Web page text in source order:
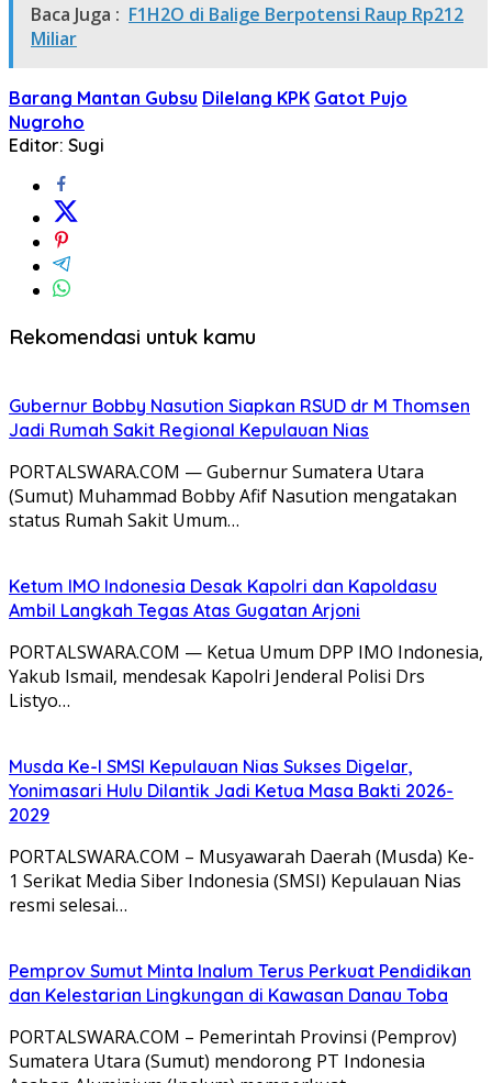
Baca Juga : F1H2O di Balige Berpotensi Raup Rp212
Miliar
Barang Mantan Gubsu Dilelang KPK Gatot Pujo
Nugroho
Editor: Sugi
Rekomendasi untuk kamu
Gubernur Bobby Nasution Siapkan RSUD dr M Thomsen
Jadi Rumah Sakit Regional Kepulauan Nias
PORTALSWARA.COM — Gubernur Sumatera Utara
(Sumut) Muhammad Bobby Afif Nasution mengatakan
status Rumah Sakit Umum…
Ketum IMO Indonesia Desak Kapolri dan Kapoldasu
Ambil Langkah Tegas Atas Gugatan Arjoni
PORTALSWARA.COM — Ketua Umum DPP IMO Indonesia,
Yakub Ismail, mendesak Kapolri Jenderal Polisi Drs
Listyo…
Musda Ke-I SMSI Kepulauan Nias Sukses Digelar,
Yonimasari Hulu Dilantik Jadi Ketua Masa Bakti 2026-
2029
PORTALSWARA.COM – Musyawarah Daerah (Musda) Ke-
1 Serikat Media Siber Indonesia (SMSI) Kepulauan Nias
resmi selesai…
Pemprov Sumut Minta Inalum Terus Perkuat Pendidikan
dan Kelestarian Lingkungan di Kawasan Danau Toba
PORTALSWARA.COM – Pemerintah Provinsi (Pemprov)
Sumatera Utara (Sumut) mendorong PT Indonesia